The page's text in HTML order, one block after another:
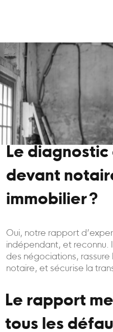
Le
devant
immobilier ?
Oui, notre rapport
indépendant, et reconnu.
des négociations, rassure
notaire, et sécurise la
Le rapport
tous les